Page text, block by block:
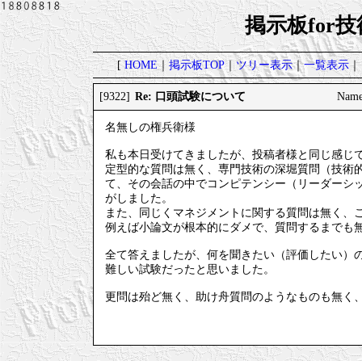
掲示板for技
[HOME｜掲示板TOP｜ツリー表示｜一覧表示｜
[9322] Re: 口頭試験について
名無しの権兵衛様
私も本日受けてきましたが、投稿者様と同じ感じ
定型的な質問は無く、専門技術の深堀質問（技
て、その会話の中でコンピテンシー（リーダーシ
がしました。
また、同じくマネジメントに関する質問は無く、
例えば小論文が根本的にダメで、質問するまでも
全て答えましたが、何を聞きたい（評価したい）
難しい試験だったと思いました。
更問は殆ど無く、助け舟質問のようなものも無く